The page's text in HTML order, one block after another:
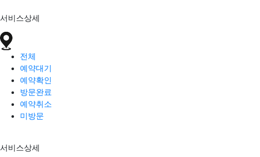
서비스상세
전체
예약대기
예약확인
방문완료
예약취소
미방문
서비스상세